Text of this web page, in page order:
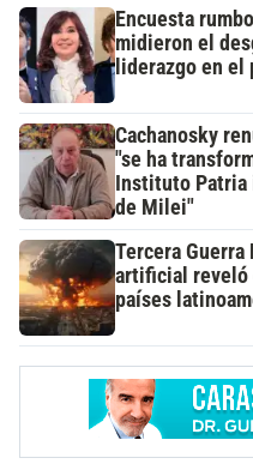
Encuesta
midieron el
liderazgo en el
Cachanosky
"se ha
Instituto Patria
de Milei"
Tercera
artificial reveló
países